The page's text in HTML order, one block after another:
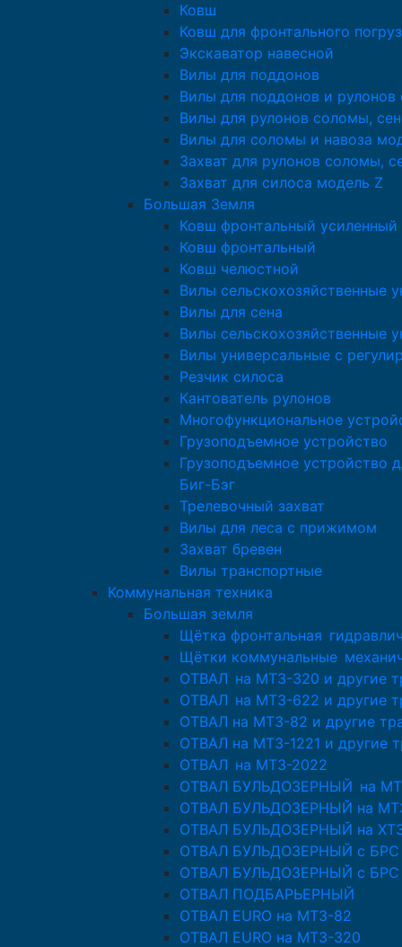
Ковш
Ковш для фронтального
Экскаватор навесной
Вилы для поддонов
Вилы для поддонов и рулонов
Вилы для рулонов соломы,
Вилы для соломы и навоза
Захват для рулонов соломы,
Захват для силоса модель Z
Большая Земля
Ковш фронтальный усиленный
Ковш фронтальный
Ковш челюстной
Вилы сельскохозяйственные
Вилы для сена
Вилы сельскохозяйственные
Вилы универсальные с
Резчик силоса
Кантователь рулонов
Многофункциональное
Грузоподъемное устройство
Грузоподъемное устройство
Биг-Бэг
Трелевочный захват
Вилы для леса с прижимом
Захват бревен
Вилы транспортные
Коммунальная техника
Большая земля
Щётка фронтальная
Щётки коммунальные
ОТВАЛ на МТЗ-320 и другие
ОТВАЛ на МТЗ-622 и другие
ОТВАЛ на МТЗ-82 и другие
ОТВАЛ на МТЗ-1221 и другие
ОТВАЛ на МТЗ-2022
ОТВАЛ БУЛЬДОЗЕРНЫЙ на
ОТВАЛ БУЛЬДОЗЕРНЫЙ на
ОТВАЛ БУЛЬДОЗЕРНЫЙ на
ОТВАЛ БУЛЬДОЗЕРНЫЙ с БРС
ОТВАЛ БУЛЬДОЗЕРНЫЙ с БРС
ОТВАЛ ПОДБАРЬЕРНЫЙ
ОТВАЛ EURO на МТЗ-82
ОТВАЛ EURO на МТЗ-320